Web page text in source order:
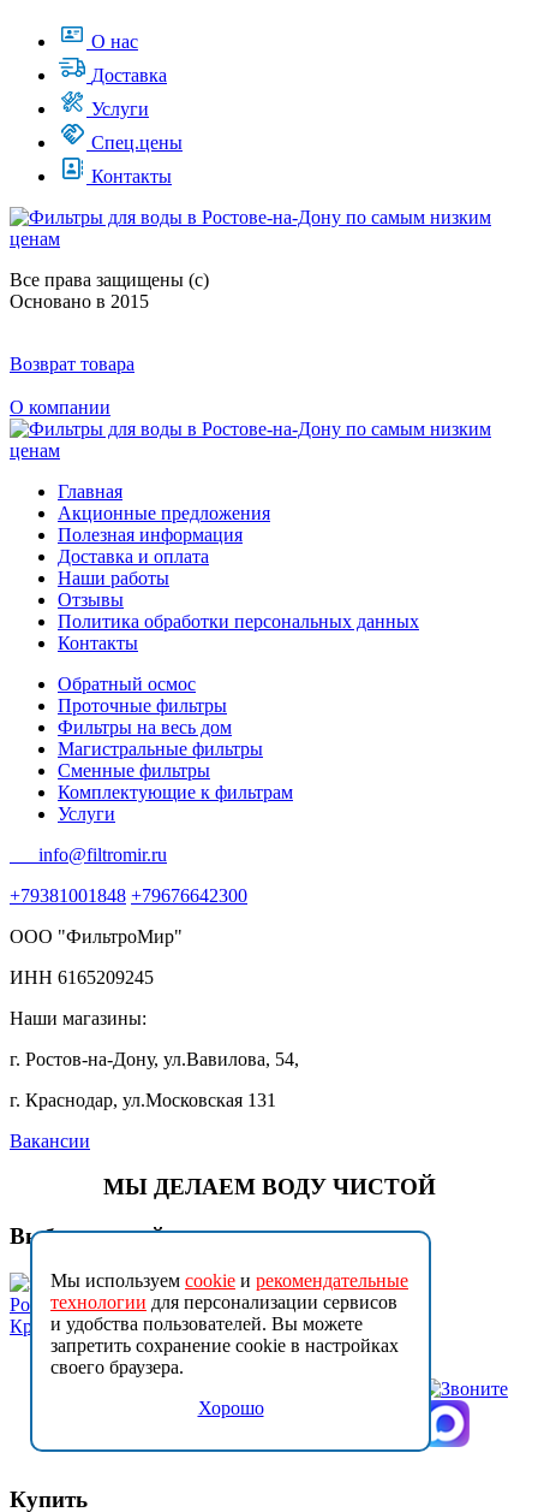
О нас
Доставка
Услуги
Спец.цены
Контакты
Все права защищены (с)
Основано в 2015
Возврат товара
О компании
Главная
Акционные предложения
Полезная информация
Доставка и оплата
Наши работы
Отзывы
Политика обработки персональных данных
Контакты
Обратный осмос
Проточные фильтры
Фильтры на весь дом
Магистральные фильтры
Сменные фильтры
Комплектующие к фильтрам
Услуги
info@filtromir.ru
+79381001848 +79676642300
ООО "ФильтроМир"
ИНН 6165209245
Наши магазины:
г. Ростов-на-Дону, ул.Вавилова, 54,
г. Краснодар, ул.Московская 131
Вакансии
МЫ ДЕЛАЕМ ВОДУ ЧИСТОЙ
Выберите свой город
Ростов на Дону
Краснодар
Купить
Мы используем cookie и рекомендательные
технологии для персонализации сервисов
и удобства пользователей. Вы можете
запретить сохранение cookie в настройках
своего браузера.
Хорошо